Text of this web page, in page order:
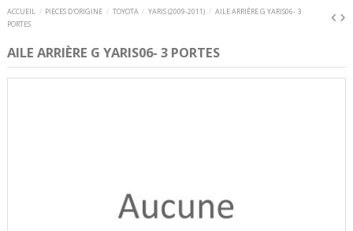
ACCUEIL PIECES D'ORIGINE TOYOTA YARIS (2009-2011)
AILE ARRIÈRE G YARIS06- 3
PORTES
AILE ARRIÈRE G YARIS06- 3 PORTES